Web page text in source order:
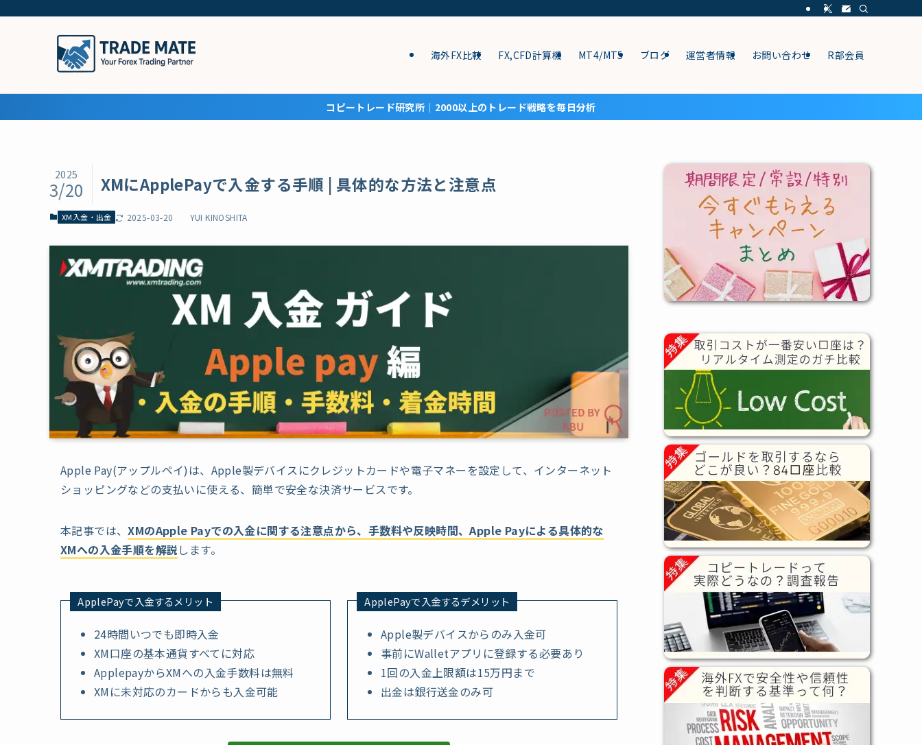
海外FX比較 FX,CFD計算機 MT4/MT5 ブログ 運営者情報 お問い合わせ R部会員
コピートレード研究所│2000以上のトレード戦略を毎日分析
XMにApplePayで入金する手順 | 具体的な方法と注意点
2025
3/20
XM入金・出金 2025-03-20 YUI KINOSHITA
Apple Pay(アップルペイ)は、Apple製デバイスにクレジットカードや電子マネーを設定して、インターネット
ショッピングなどの支払いに使える、簡単で安全な決済サービスです。
本記事では、XMのApple Payでの入金に関する注意点から、手数料や反映時間、Apple Payによる具体的な
XMへの入金手順を解説します。
ApplePayで入金するメリット
24時間いつでも即時入金
XM口座の基本通貨すべてに対応
ApplepayからXMへの入金手数料は無料
XMに未対応のカードからも入金可能
ApplePayで入金するデメリット
Apple製デバイスからのみ入金可
事前にWalletアプリに登録する必要あり
1回の入金上限額は15万円まで
出金は銀行送金のみ可